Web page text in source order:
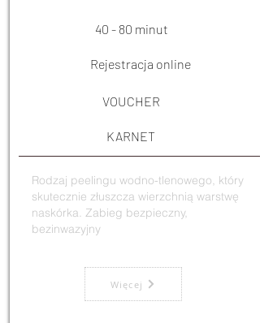
40 - 80 minut
Rejestracja online
VOUCHER
Rodzaj peelingu wodno-tlenowego, który
skutecznie złuszcza wierzchnią warstwę
naskórka. Zabieg bezpieczny,
bezinwazyjny
KARNET
Więcej